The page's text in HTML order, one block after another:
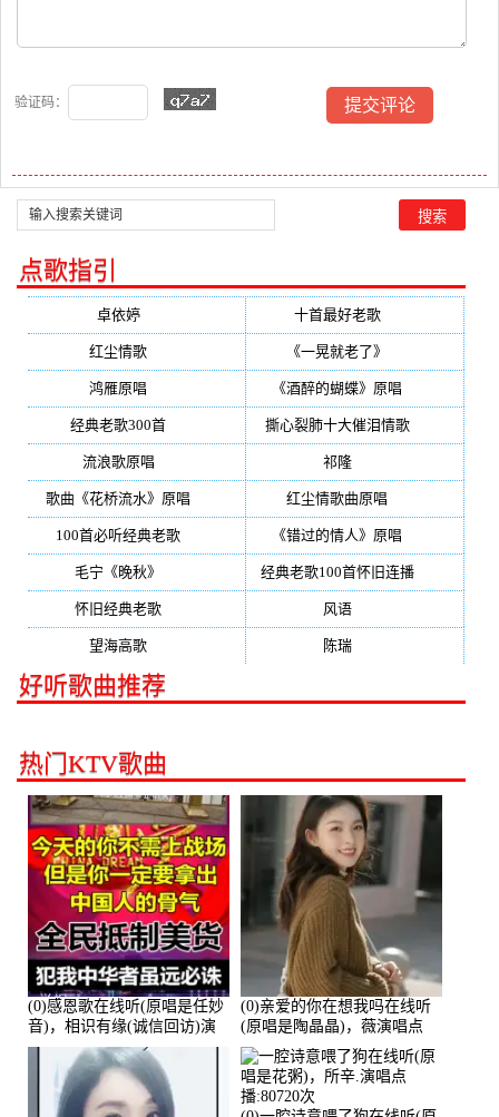
验证码：
点歌指引
卓依婷(350) 十首最好老歌(300)
红尘情歌 《一晃就老了》
鸿雁原唱 《酒醉的蝴蝶》原唱
经典老歌300首 撕心裂肺十大催泪情歌(195)
流浪歌原唱 祁隆(188)
歌曲《花桥流水》原唱 红尘情歌曲原唱
100首必听经典老歌 《错过的情人》原唱
毛宁《晚秋》 经典老歌100首怀旧连播(134)
怀旧经典老歌 风语(132)
望海高歌 陈瑞(128)
好听歌曲推荐
热门KTV歌曲
(0)感恩歌在线听(原唱是任妙
音)，相识有缘(诚信回访)演
唱点播:161288次
(0)亲爱的你在想我吗在线听
(原唱是陶晶晶)，薇演唱点
播:159722次